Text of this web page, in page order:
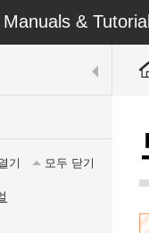
Manuals &
기 모두 닫기